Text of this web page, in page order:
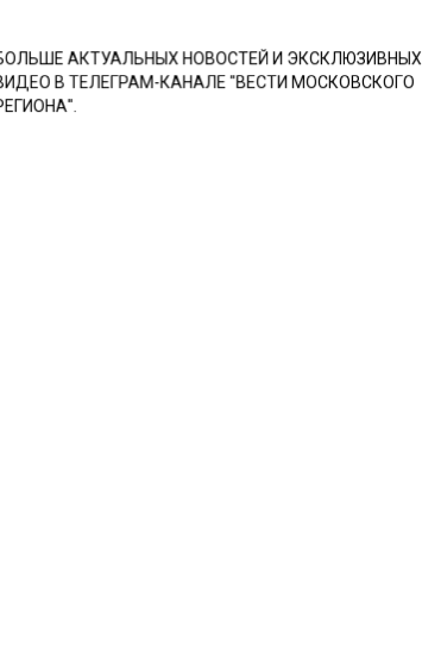
АКТУАЛЬНЫХ НОВОСТЕЙ И ЭКСКЛЮЗИВНЫХ
В ТЕЛЕГРАМ-КАНАЛЕ "ВЕСТИ МОСКОВСКОГО